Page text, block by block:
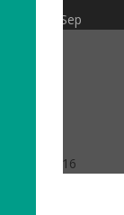
Sep
2016